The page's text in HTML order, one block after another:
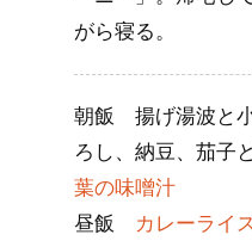
がら寝る。
朝飯 揚げ湯波と
ろし、納豆、茄子
葉の味噌汁
昼飯
カレーライ